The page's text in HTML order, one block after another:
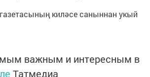
киләсе саныннан укый
важным и интересным в
Татмедиа